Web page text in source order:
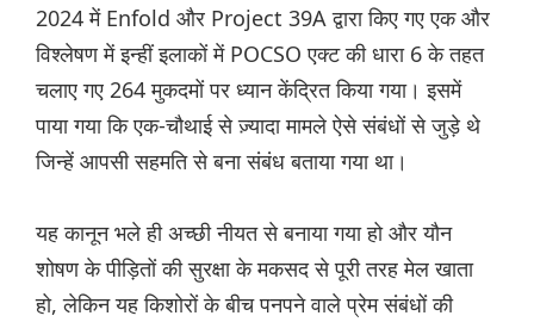
2024 में Enfold और Project 39A द्वारा किए गए एक और
विश्लेषण में इन्हीं इलाकों में POCSO एक्ट की धारा 6 के तहत
चलाए गए 264 मुकदमों पर ध्यान केंद्रित किया गया। इसमें
पाया गया कि एक-चौथाई से ज़्यादा मामले ऐसे संबंधों से जुड़े थे
जिन्हें आपसी सहमति से बना संबंध बताया गया था।
यह कानून भले ही अच्छी नीयत से बनाया गया हो और यौन
शोषण के पीड़ितों की सुरक्षा के मकसद से पूरी तरह मेल खाता
हो, लेकिन यह किशोरों के बीच पनपने वाले प्रेम संबंधों की